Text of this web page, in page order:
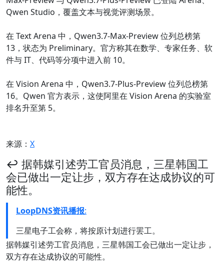
Qwen Studio，覆盖文本与视觉评测场景。
在 Text Arena 中，Qwen3.7-Max-Preview 位列总榜第
13，状态为 Preliminary。官方称其在数学、专家任务、软
件与 IT、代码等分项中进入前 10。
在 Vision Arena 中，Qwen3.7-Plus-Preview 位列总榜第
16。Qwen 官方表示，这使阿里在 Vision Arena 的实验室
排名升至第 5。
来源： X
↩️ 据韩媒引述劳工官员消息，三星韩国工
会已做出一定让步，双方存在达成协议的可
能性。
LoopDNS资讯播报:
三星电子工会称，将按原计划进行罢工。
据韩媒引述劳工官员消息，三星韩国工会已做出一定让步，
双方存在达成协议的可能性。